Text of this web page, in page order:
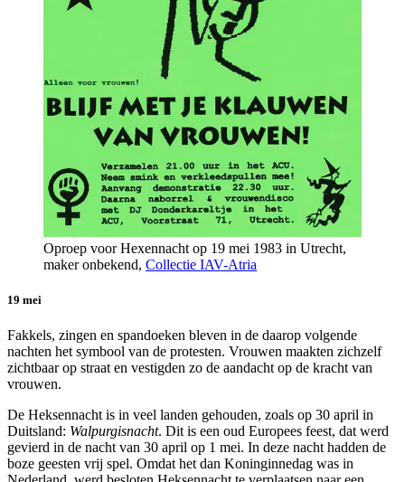
Oproep voor Hexennacht op 19 mei 1983 in Utrecht,
maker onbekend, Collectie IAV-Atria
19 mei
Fakkels, zingen en spandoeken bleven in de daarop volgende
nachten het symbool van de protesten. Vrouwen maakten zichzelf
zichtbaar op straat en vestigden zo de aandacht op de kracht van
vrouwen.
De Heksennacht is in veel landen gehouden, zoals op 30 april in
Duitsland: Walpurgisnacht. Dit is een oud Europees feest, dat werd
gevierd in de nacht van 30 april op 1 mei. In deze nacht hadden de
boze geesten vrij spel. Omdat het dan Koninginnedag was in